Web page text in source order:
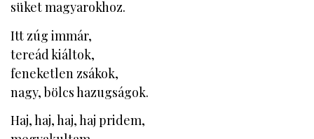
süket magyarokhoz.
Itt zúg immár,
tereád kiáltok,
feneketlen zsákok,
nagy, bölcs hazugságok.
Haj, haj, haj, haj pridem,